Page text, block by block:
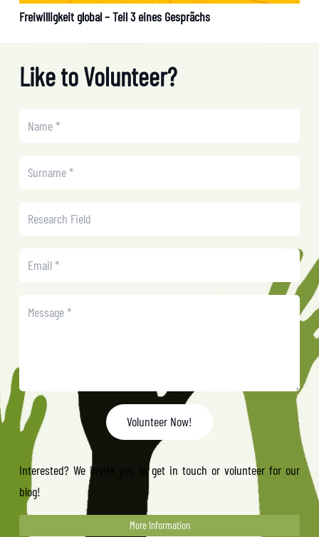
Freiwilligkeit global – Teil 3 eines Gesprächs
Like to Volunteer?
Volunteer Now!
Interested? We invite you to get in touch or volunteer for our
blog!
More Information